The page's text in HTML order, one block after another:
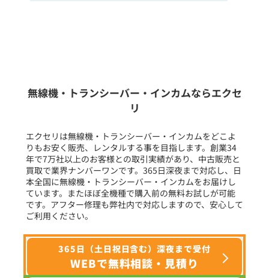
フリーワード入力(製品名等)
選択条件をリセット
無線機・トランシーバー・インカムならエクセ
リ
エクセリは無線機・トランシーバー・インカムをどこよ
りもお安く販売、レンタルする事を目指します。創業34
年で7万社以上のお客様との取引実績があり、中古販売と
買取で業界ナンバーワンです。365日深夜まで対応し、日
本全国に無線機・トランシーバー・インカムをお届けし
ています。またほぼ全機種で購入前の無料お試しが可能
です。アフター修理も弊社内で対応しますので、安心して
ご利用ください。
365日（土日祝日含む）深夜まで受付
WEBで無料相談・見積り